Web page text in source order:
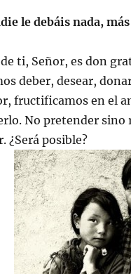
le debáis nada,
ti, Señor, es don
deber, desear,
fructificamos en el
No pretender sino
¿Será posible?